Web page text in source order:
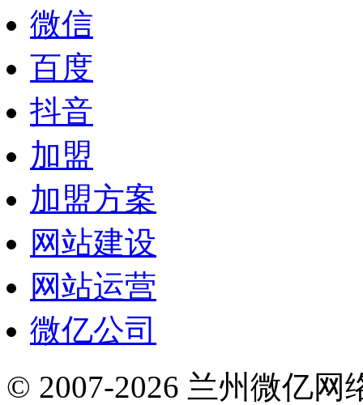
微信
百度
抖音
加盟
加盟方案
网站建设
网站运营
微亿公司
© 2007-2026 兰州微亿网